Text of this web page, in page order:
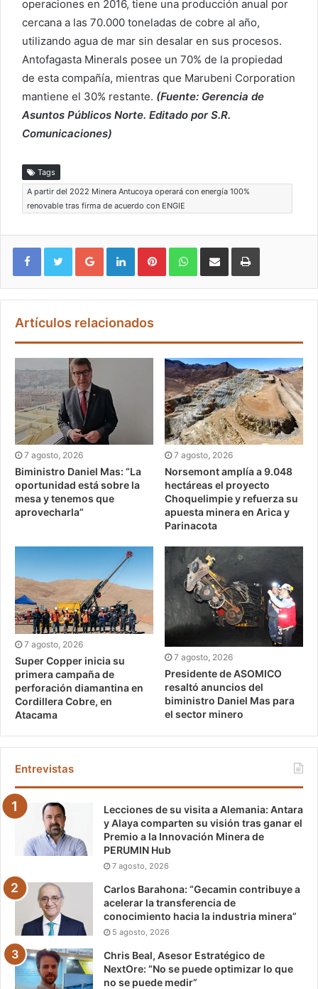
operaciones en 2016, tiene una producción anual por
cercana a las 70.000 toneladas de cobre al año,
utilizando agua de mar sin desalar en sus procesos.
Antofagasta Minerals posee un 70% de la propiedad
de esta compañía, mientras que Marubeni Corporation
mantiene el 30% restante. (Fuente: Gerencia de
Asuntos Públicos Norte. Editado por S.R.
Comunicaciones)
Tags
A partir del 2022 Minera Antucoya operará con energía 100%
renovable tras firma de acuerdo con ENGIE
Google+ LinkedIn Pinterest WhatsApp
Artículos relacionados
7 agosto, 2026
Biministro Daniel Mas: “La
oportunidad está sobre la
mesa y tenemos que
aprovecharla”
7 agosto, 2026
Norsemont amplía a 9.048
hectáreas el proyecto
Choquelimpie y refuerza su
apuesta minera en Arica y
Parinacota
7 agosto, 2026
Super Copper inicia su
primera campaña de
perforación diamantina en
Cordillera Cobre, en
Atacama
7 agosto, 2026
Presidente de ASOMICO
resaltó anuncios del
biministro Daniel Mas para
el sector minero
Entrevistas
Lecciones de su visita a Alemania: Antara
y Alaya comparten su visión tras ganar el
Premio a la Innovación Minera de
PERUMIN Hub
7 agosto, 2026
Carlos Barahona: “Gecamin contribuye a
acelerar la transferencia de
conocimiento hacia la industria minera”
5 agosto, 2026
Chris Beal, Asesor Estratégico de
NextOre: “No se puede optimizar lo que
no se puede medir”